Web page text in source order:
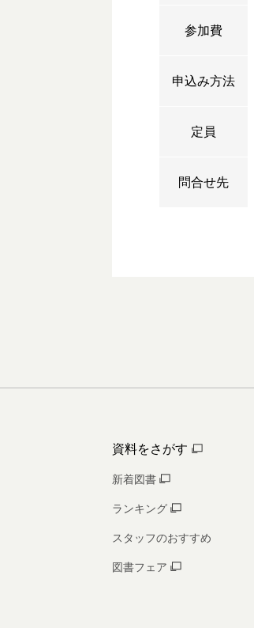
参加費
申込み方法
定員
問合せ先
資料をさがす
新着図書
ランキング
スタッフのおすすめ
図書フェア